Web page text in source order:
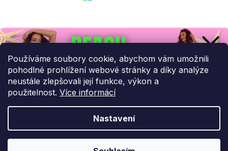
Používáme soubory cookie, abychom vám umožnili
pohodlné prohlížení webové stránky a díky analýze
neustále zlepšovali její funkce, výkon a
použitelnost. Více informácí
Nastavení
Přihlaste se k našemu
newsletteru.
Budeme vám posílat informace o našich novinkách a slevových
akcích.
Odebírat newsletter
UPLATNIT SLEVU!